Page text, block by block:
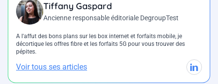
Tiffany Gaspard
Ancienne responsable éditoriale DegroupTest
A l'affut des bons plans sur les box internet et forfaits mobile, je
décortique les offres fibre et les forfaits 5G pour vous trouver des
pépites.
Voir tous ses articles